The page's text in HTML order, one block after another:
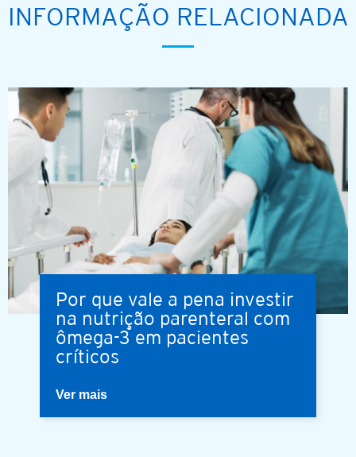
INFORMAÇÃO RELACIONADA
Por que vale a pena investir
na nutrição parenteral com
ômega-3 em pacientes
críticos
Ver mais